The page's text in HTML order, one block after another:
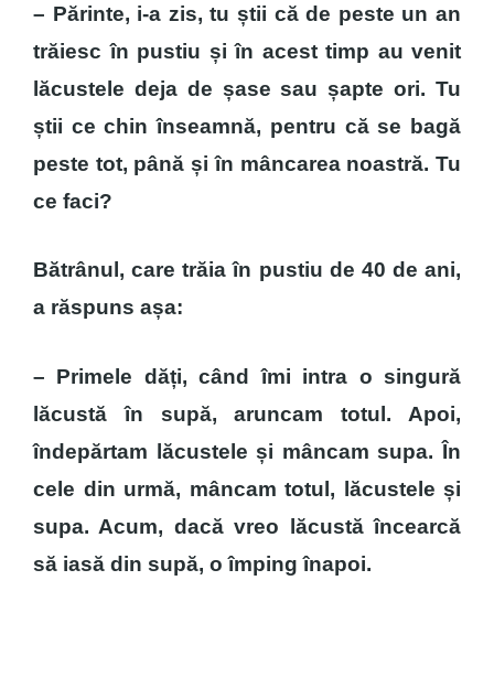
– Părinte, i-a zis, tu știi că de peste un an
trăiesc în pustiu și în acest timp au venit
lăcustele deja de șase sau șapte ori. Tu
știi ce chin înseamnă, pentru că se bagă
peste tot, până și în mâncarea noastră. Tu
ce faci?
Bătrânul, care trăia în pustiu de 40 de ani,
a răspuns așa:
– Primele dăți, când îmi intra o singură
lăcustă în supă, aruncam totul. Apoi,
îndepărtam lăcustele și mâncam supa. În
cele din urmă, mâncam totul, lăcustele și
supa. Acum, dacă vreo lăcustă încearcă
să iasă din supă, o împing înapoi.